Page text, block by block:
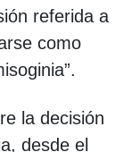
referida a
como
la decisión
desde el